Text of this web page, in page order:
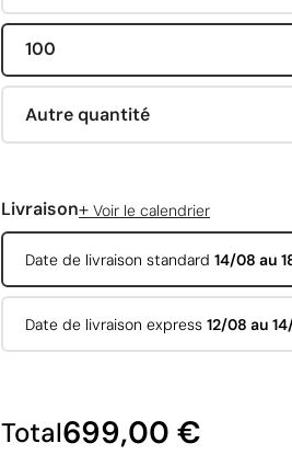
100
Autre quantité
Livraison+ Voir le calendrier
Date de livraison standard 14/08 au
Date de livraison express 12/08 au
Total699,00 €